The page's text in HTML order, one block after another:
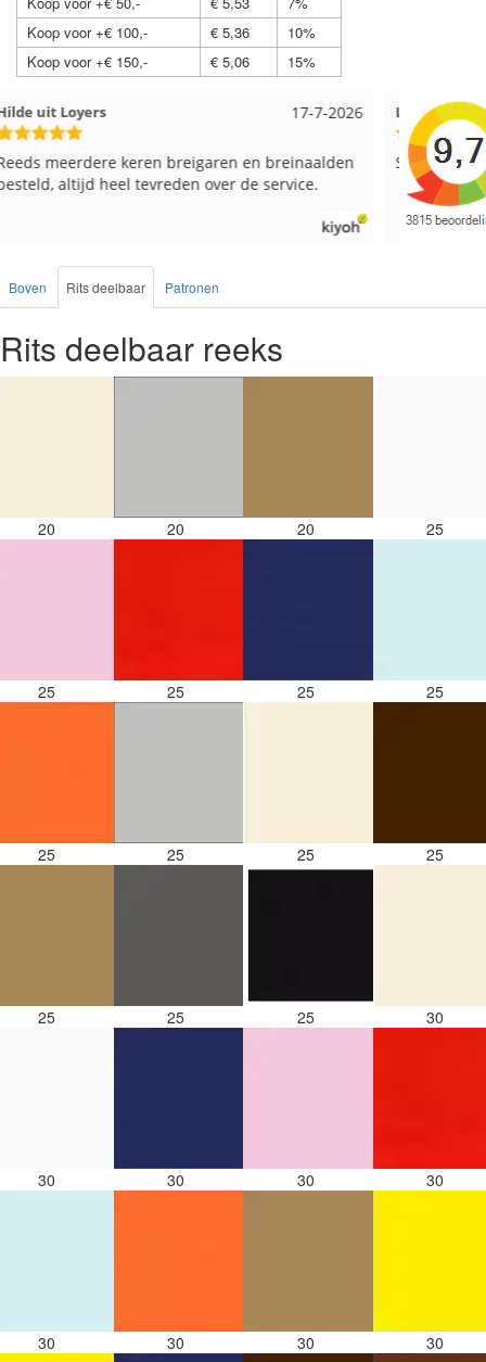
Koop voor +€ 100,-
€ 5,36
10%
Koop voor +€ 150,-
€ 5,06 15%
12-7-2026
Loes uit EMMELOORD
Snelle levering en keurig verpakt. Top.
Nell uit
Goed
Boven Rits deelbaar Patronen
Rits deelbaar reeks
20 20 20 25
25 25 25 25
25 25 25 25
25 25 25 30
30 30 30 30
30 30 30 30